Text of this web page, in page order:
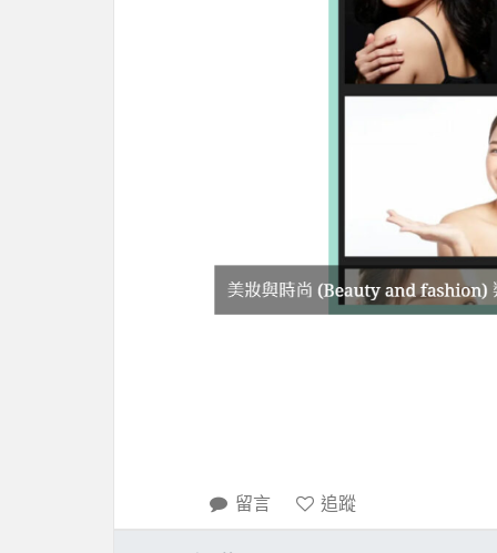
留言 追蹤